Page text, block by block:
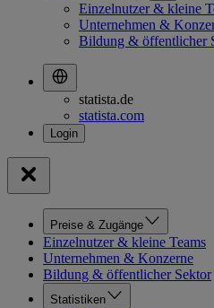
Einzelnutzer & kleine
Unternehmen &
Bildung & öffentlicher
statista.de
statista.com
Preise & Zugänge
Einzelnutzer & kleine Teams
Unternehmen & Konzerne
Bildung & öffentlicher Sektor
Statistiken